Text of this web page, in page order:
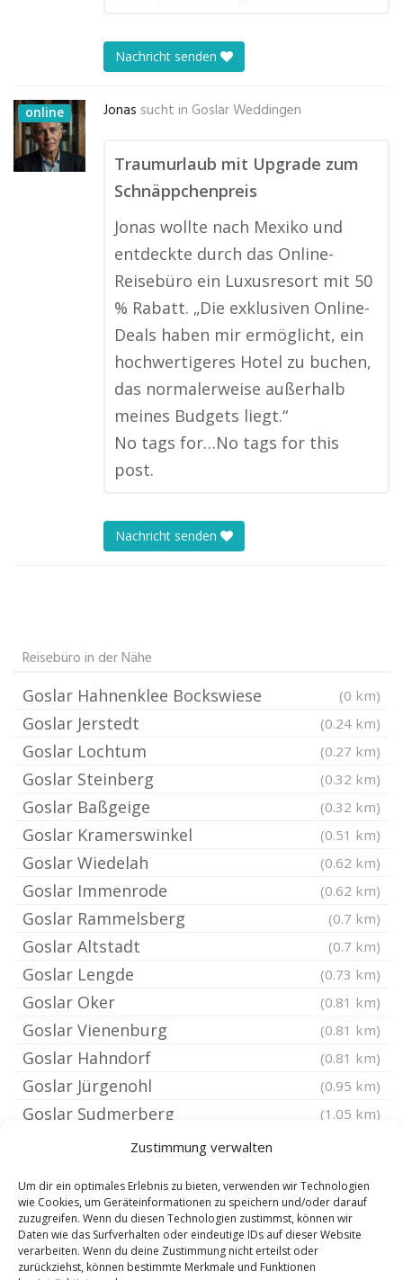
Zustimmung verwalten
Um dir ein optimales Erlebnis zu bieten, verwenden wir Technologien
wie Cookies, um Geräteinformationen zu speichern und/oder darauf
zuzugreifen. Wenn du diesen Technologien zustimmst, können wir
Daten wie das Surfverhalten oder eindeutige IDs auf dieser Website
verarbeiten. Wenn du deine Zustimmung nicht erteilst oder
zurückziehst, können bestimmte Merkmale und Funktionen
Nachricht senden
online Jonas sucht in Goslar Weddingen
Traumurlaub mit Upgrade zum
Schnäppchenpreis
Jonas wollte nach Mexiko und
entdeckte durch das Online-
Reisebüro ein Luxusresort mit 50
% Rabatt. „Die exklusiven Online-
Deals haben mir ermöglicht, ein
hochwertigeres Hotel zu buchen,
das normalerweise außerhalb
meines Budgets liegt.“
No tags for…No tags for this
post.
Nachricht senden
Reisebüro in der Nähe
Goslar Hahnenklee Bockswiese (0 km)
Goslar Jerstedt (0.24 km)
Goslar Lochtum (0.27 km)
Goslar Steinberg (0.32 km)
Goslar Baßgeige (0.32 km)
Goslar Kramerswinkel (0.51 km)
Goslar Wiedelah (0.62 km)
Goslar Immenrode (0.62 km)
Goslar Rammelsberg (0.7 km)
Goslar Altstadt (0.7 km)
Goslar Lengde (0.73 km)
Goslar Oker (0.81 km)
Goslar Vienenburg (0.81 km)
Goslar Hahndorf (0.81 km)
Goslar Jürgenohl (0.95 km)
Goslar Sudmerberg (1.05 km)
Goslar (1.06 km)
Pfalz (1.09 km)
Langelsheim